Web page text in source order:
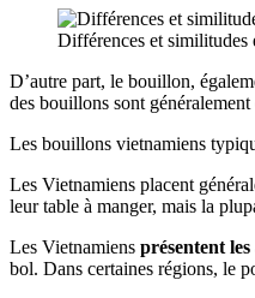
Différences et similitudes
D’autre part, le bouillon,
des bouillons sont
Les bouillons vietnamiens
Les Vietnamiens placent
leur table à manger, mais la
Les Vietnamiens présentent
bol. Dans certaines régions, le